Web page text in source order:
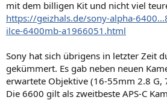
mit dem billigen Kit und nicht viel
https://geizhals.de/sony-alpha-
ilce-6400mb-a1966051.html
Sony hat sich übrigens in letzter Zeit
gekümmert. Es gab neben neuen
erwartete Objektive (16-55mm 2.8 G,
Die 6600 gilt als zweitbeste APS-C